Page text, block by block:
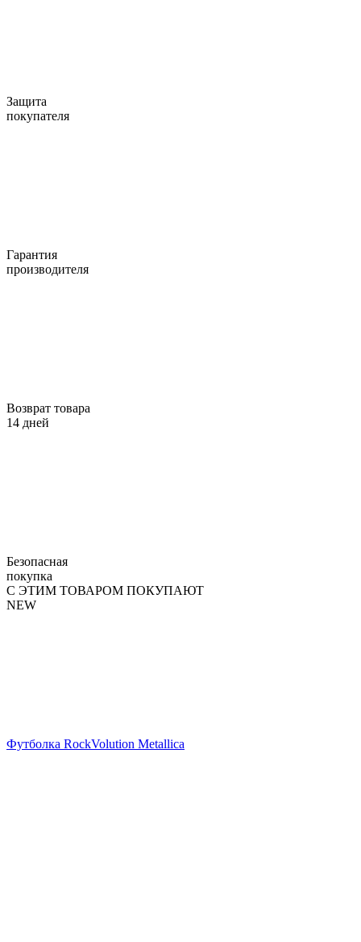
Защита
покупателя
Гарантия
производителя
Возврат товара
14 дней
Безопасная
покупка
С ЭТИМ ТОВАРОМ ПОКУПАЮТ
NEW
Футболка RockVolution Metallica